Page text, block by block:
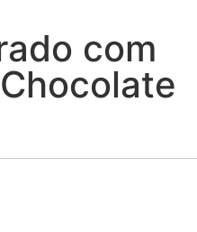
com